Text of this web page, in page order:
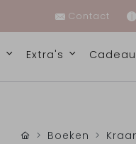
Contact
Extra's
Boeken